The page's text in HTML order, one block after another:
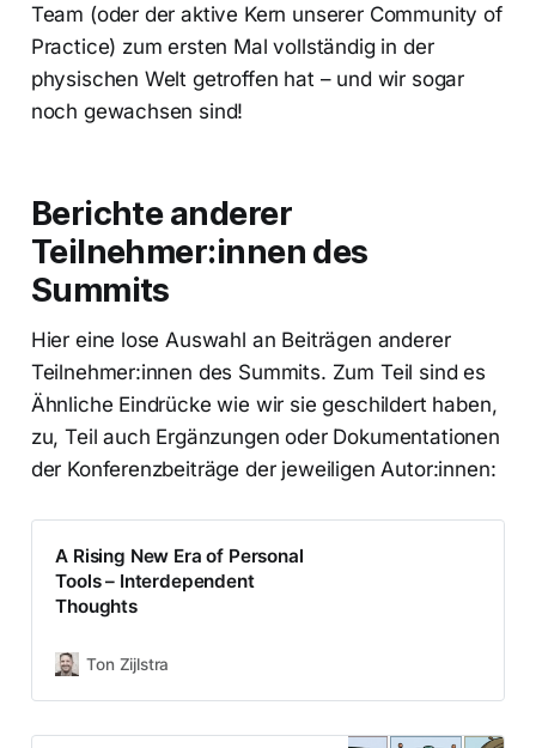
Team (oder der aktive Kern unserer Community of
Practice) zum ersten Mal vollständig in der
physischen Welt getroffen hat – und wir sogar
noch gewachsen sind!
Berichte anderer
Teilnehmer:innen des
Summits
Hier eine lose Auswahl an Beiträgen anderer
Teilnehmer:innen des Summits. Zum Teil sind es
Ähnliche Eindrücke wie wir sie geschildert haben,
zu, Teil auch Ergänzungen oder Dokumentationen
der Konferenzbeiträge der jeweiligen Autor:innen:
A Rising New Era of Personal
Tools – Interdependent
Thoughts
Ton Zijlstra